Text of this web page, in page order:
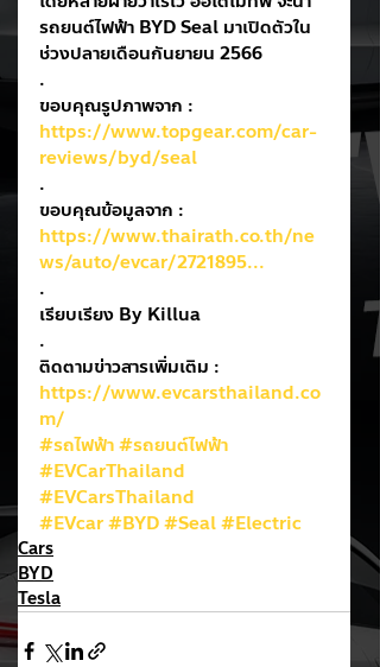
รถยนต์ไฟฟ้า BYD Seal มาเปิดตัวใน
ช่วงปลายเดือนกันยายน 2566
.
ขอบคุณรูปภาพจาก :
https://www.topgear.com/car-
reviews/byd/seal
.
ขอบคุณข้อมูลจาก :
https://www.thairath.co.th/ne
ws/auto/evcar/2721895...
.
เรียบเรียง By Killua
.
ติดตามข่าวสารเพิ่มเติม :
https://www.evcarsthailand.co
m/
#รถไฟฟ้า#รถยนต์ไฟฟ้า
#EVCarThailand
#EVCarsThailand
#EVcar#BYD#Seal#Electric
Cars
BYD
Tesla